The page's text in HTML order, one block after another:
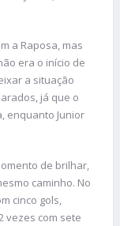
a Raposa, mas
era o início de
a situação
já que o
enquanto Junior
de brilhar,
caminho. No
cinco gols,
vezes com sete